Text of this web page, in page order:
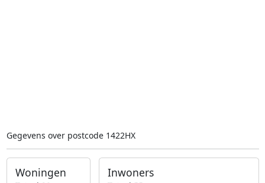
Gegevens over postcode 1422HX
Woningen Inwoners